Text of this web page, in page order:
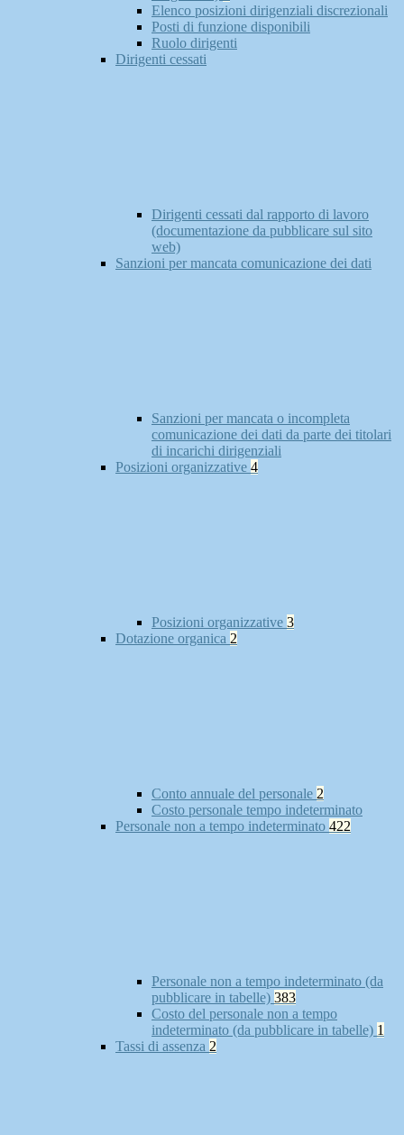
Elenco posizioni dirigenziali discrezionali
Posti di funzione disponibili
Ruolo dirigenti
Dirigenti cessati
Dirigenti cessati dal rapporto di lavoro
(documentazione da pubblicare sul sito
web)
Sanzioni per mancata comunicazione dei dati
Sanzioni per mancata o incompleta
comunicazione dei dati da parte dei titolari
di incarichi dirigenziali
Posizioni organizzative 4
Posizioni organizzative 3
Dotazione organica 2
Conto annuale del personale 2
Costo personale tempo indeterminato
Personale non a tempo indeterminato 422
Personale non a tempo indeterminato (da
pubblicare in tabelle) 383
Costo del personale non a tempo
indeterminato (da pubblicare in tabelle) 1
Tassi di assenza 2